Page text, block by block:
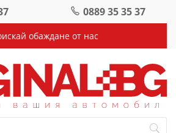
0889 35 35 37
обаждане от нас